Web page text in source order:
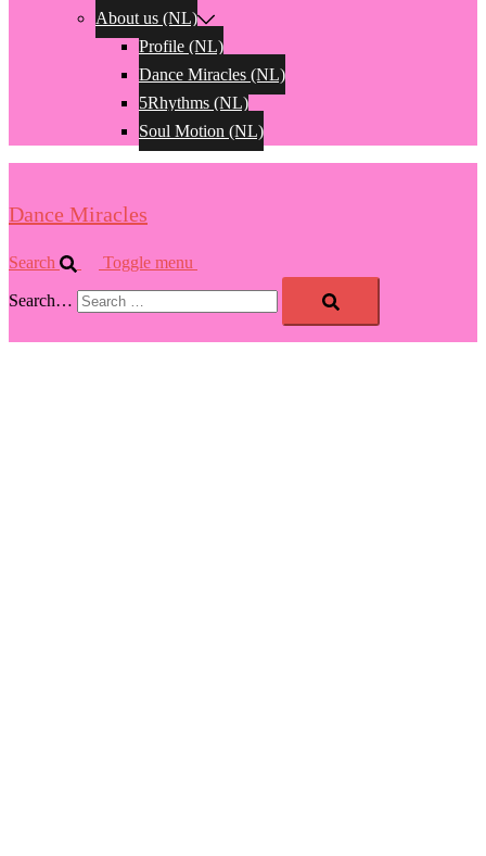
About us (NL)
Profile (NL)
Dance Miracles (NL)
5Rhythms (NL)
Soul Motion (NL)
Dance Miracles
Search Toggle menu
Search…